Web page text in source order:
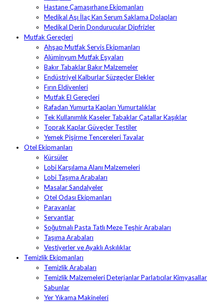
Hastane Çamaşırhane Ekipmanları
Medikal Aşı İlaç Kan Serum Saklama Dolapları
Medikal Derin Dondurucular Dipfrizler
Mutfak Gereçleri
Ahşap Mutfak Servis Ekipmanları
Alüminyum Mutfak Eşyaları
Bakır Tabaklar Bakır Malzemeler
Endüstriyel Kalburlar Süzgeçler Elekler
Fırın Eldivenleri
Mutfak El Gereçleri
Rafadan Yumurta Kapları Yumurtalıklar
Tek Kullanımlık Kaseler Tabaklar Çatallar Kaşıklar
Toprak Kaplar Güveçler Testiler
Yemek Pişirme Tencereleri Tavalar
Otel Ekipmanları
Kürsüler
Lobi Karşılama Alanı Malzemeleri
Lobi Taşıma Arabaları
Masalar Sandalyeler
Otel Odası Ekipmanları
Paravanlar
Servantlar
Soğutmalı Pasta Tatlı Meze Teşhir Arabaları
Taşıma Arabaları
Vestiyerler ve Ayaklı Askılıklar
Temizlik Ekipmanları
Temizlik Arabaları
Temizlik Malzemeleri Deterjanlar Parlatıcılar Kimyasallar
Sabunlar
Yer Yıkama Makineleri